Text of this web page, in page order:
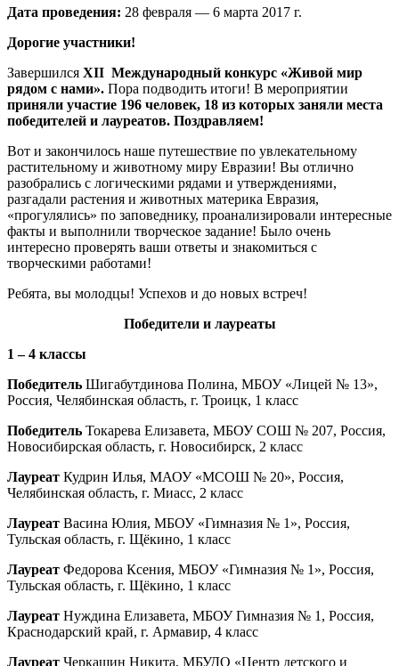
Дата проведения: 28 февраля — 6 марта 2017 г.
Дорогие участники!
Завершился XII Международный конкурс «Живой мир
рядом с нами». Пора подводить итоги! В мероприятии
приняли участие 196 человек, 18 из которых заняли места
победителей и лауреатов. Поздравляем!
Вот и закончилось наше путешествие по увлекательному
растительному и животному миру Евразии! Вы отлично
разобрались с логическими рядами и утверждениями,
разгадали растения и животных материка Евразия,
«прогулялись» по заповеднику, проанализировали интересные
факты и выполнили творческое задание! Было очень
интересно проверять ваши ответы и знакомиться с
творческими работами!
Ребята, вы молодцы! Успехов и до новых встреч!
Победители и лауреаты
1 – 4 классы
Победитель Шигабутдинова Полина, МБОУ «Лицей № 13»,
Россия, Челябинская область, г. Троицк, 1 класс
Победитель Токарева Елизавета, МБОУ СОШ № 207, Россия,
Новосибирская область, г. Новосибирск, 2 класс
Лауреат Кудрин Илья, МАОУ «МСОШ № 20», Россия,
Челябинская область, г. Миасс, 2 класс
Лауреат Васина Юлия, МБОУ «Гимназия № 1», Россия,
Тульская область, г. Щёкино, 1 класс
Лауреат Федорова Ксения, МБОУ «Гимназия № 1», Россия,
Тульская область, г. Щёкино, 1 класс
Лауреат Нуждина Елизавета, МБОУ Гимназия № 1, Россия,
Краснодарский край, г. Армавир, 4 класс
Лауреат Черкашин Никита, МБУДО «Центр детского и